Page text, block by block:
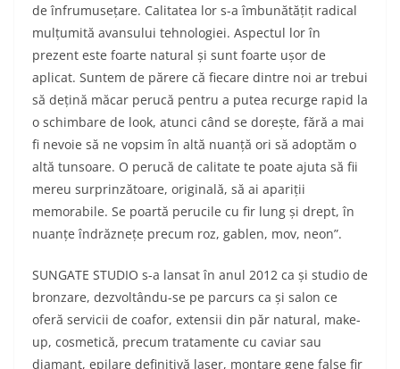
de înfrumusețare. Calitatea lor s-a îmbunătățit radical
mulțumită avansului tehnologiei. Aspectul lor în
prezent este foarte natural și sunt foarte ușor de
aplicat. Suntem de părere că fiecare dintre noi ar trebui
să dețină măcar perucă pentru a putea recurge rapid la
o schimbare de look, atunci când se dorește, fără a mai
fi nevoie să ne vopsim în altă nuanță ori să adoptăm o
altă tunsoare. O perucă de calitate te poate ajuta să fii
mereu surprinzătoare, originală, să ai apariții
memorabile. Se poartă perucile cu fir lung și drept, în
nuanțe îndrăznețe precum roz, gablen, mov, neon”.
SUNGATE STUDIO s-a lansat în anul 2012 ca și studio de
bronzare, dezvoltându-se pe parcurs ca și salon ce
oferă servicii de coafor, extensii din păr natural, make-
up, cosmetică, precum tratamente cu caviar sau
diamant, epilare definitivă laser, montare gene false fir